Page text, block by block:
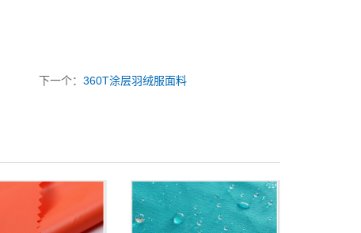
下一个： 360T涂层羽绒服面料